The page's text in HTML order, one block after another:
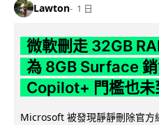
Lawton 1 日
微軟刪走 32GB
為 8GB Surface
Copilot+ 門檻也未
Microsoft 被發現靜靜刪除官方